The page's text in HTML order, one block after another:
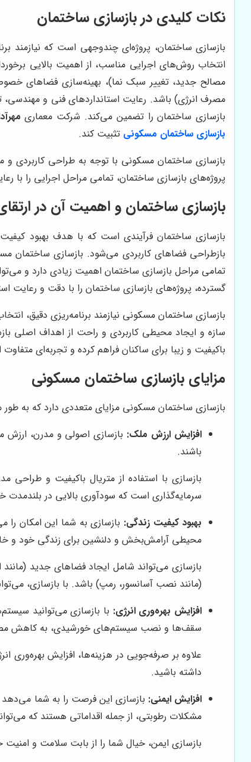
نکات کلیدی در بازسازی ساختمان
بازسازی ساختمان، پروژه‌ای چندوجهی است که
انتخاب روش‌های اجرایی مناسب، از اهمیت بالایی
مصالح جدید، تغییر سبک نما)، بهینه‌سازی فضاهای
مصرف انرژی) باشد. رعایت استانداردهای فنی و
بازسازی ساختمان را تضمین می‌کند. شرکت معماری
بازسازی ساختمان مسکونی تثبیت کند.
بازسازی ساختمان مسکونی با توجه به طراحی کاربردی
پروژه‌های بازسازی ساختمان، تمامی مراحل اجرایی را با
بازسازی ساختمان و اهمیت آن در
بازسازی ساختمان فرآیندی است که با هدف بهبود
بازطراحی فضاهای کاربردی می‌شود. بازسازی ساختمان
تمامی مراحل بازسازی ساختمان اهمیت زیادی دارد و
گسترده، پروژه‌های بازسازی ساختمان را با دقت و رعایت
بازسازی ساختمان مسکونی نیازمند برنامه‌ریزی دقیق،
سازه و ایجاد محیطی کاربردی و راحت از اهداف
باکیفیت و زیبا برای ساکنان فراهم کرده و تجربه‌ای
مزایای بازسازی ساختمان مسکونی
بازسازی ساختمان مسکونی مزایای متعددی دارد که به طور
افزایش ارزش ملک: بازسازی اصولی و مدرن، ارزش
باشند.
بازسازی با استفاده از متریال باکیفیت و
سرمایه‌گذاری است که سودآوری بالایی در
بهبود کیفیت زندگی: بازسازی به شما این امکان را
محیطی آرامش‌بخش و دلنشین برای زندگی خود و
بازسازی می‌تواند شامل ایجاد فضاهای جدید
(مانند نصب آسانسور، رمپ) باشد. با بازسازی،
افزایش بهره‌وری انرژی: با بازسازی می‌توانید
سقف‌ها و نصب سیستم‌های خورشیدی، به کاهش
علاوه بر صرفه‌جویی در هزینه‌ها، افزایش
داشته باشید.
افزایش ایمنی: بازسازی این فرصت را به شما
مشکلات رطوبتی، از جمله اقداماتی هستند که
بازسازی ایمن، خیال شما را از بابت سلامت و